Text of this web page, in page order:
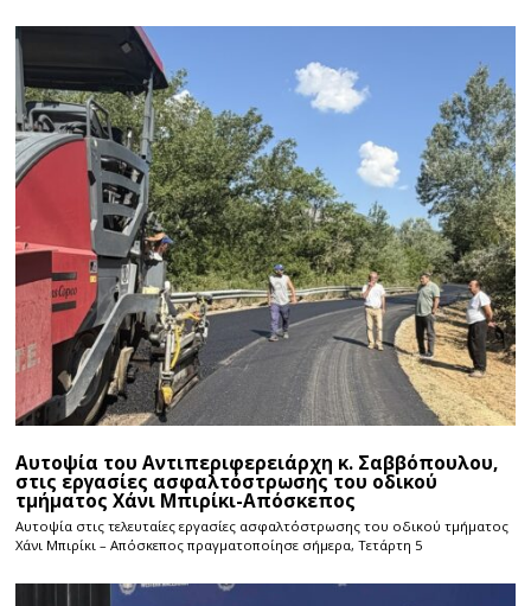
Αυτοψία του Αντιπεριφερειάρχη κ. Σαββόπουλου,
στις εργασίες ασφαλτόστρωσης του οδικού
τμήματος Χάνι Μπιρίκι-Απόσκεπος
Αυτοψία στις τελευταίες εργασίες ασφαλτόστρωσης του οδικού τμήματος
Χάνι Μπιρίκι – Απόσκεπος πραγματοποίησε σήμερα, Τετάρτη 5